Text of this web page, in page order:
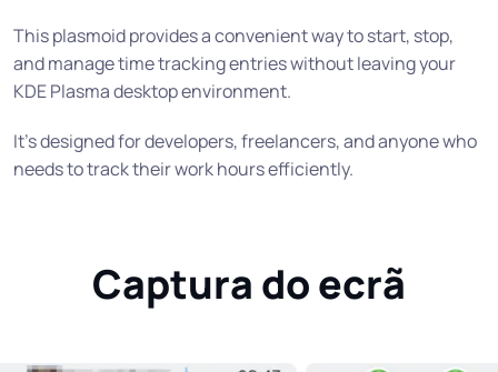
This plasmoid provides a convenient way to start, stop,
and manage time tracking entries without leaving your
KDE Plasma desktop environment.
It’s designed for developers, freelancers, and anyone who
needs to track their work hours efficiently.
Captura do ecrã